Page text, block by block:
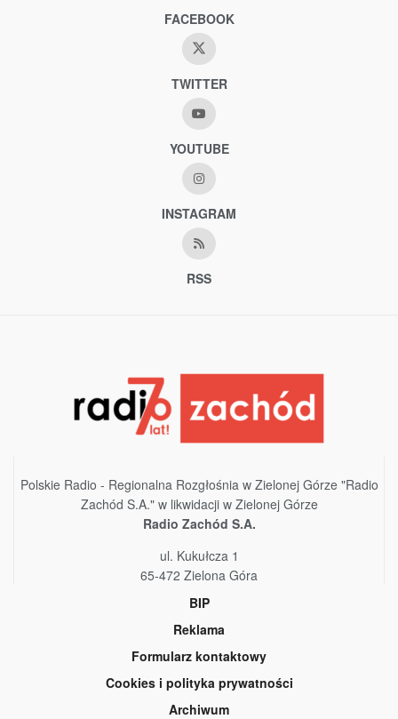
FACEBOOK
TWITTER
YOUTUBE
INSTAGRAM
RSS
Polskie Radio - Regionalna Rozgłośnia w Zielonej Górze "Radio
Zachód S.A." w likwidacji w Zielonej Górze
Radio Zachód S.A.
ul. Kukułcza 1
65-472 Zielona Góra
BIP
Reklama
Formularz kontaktowy
Cookies i polityka prywatności
Archiwum